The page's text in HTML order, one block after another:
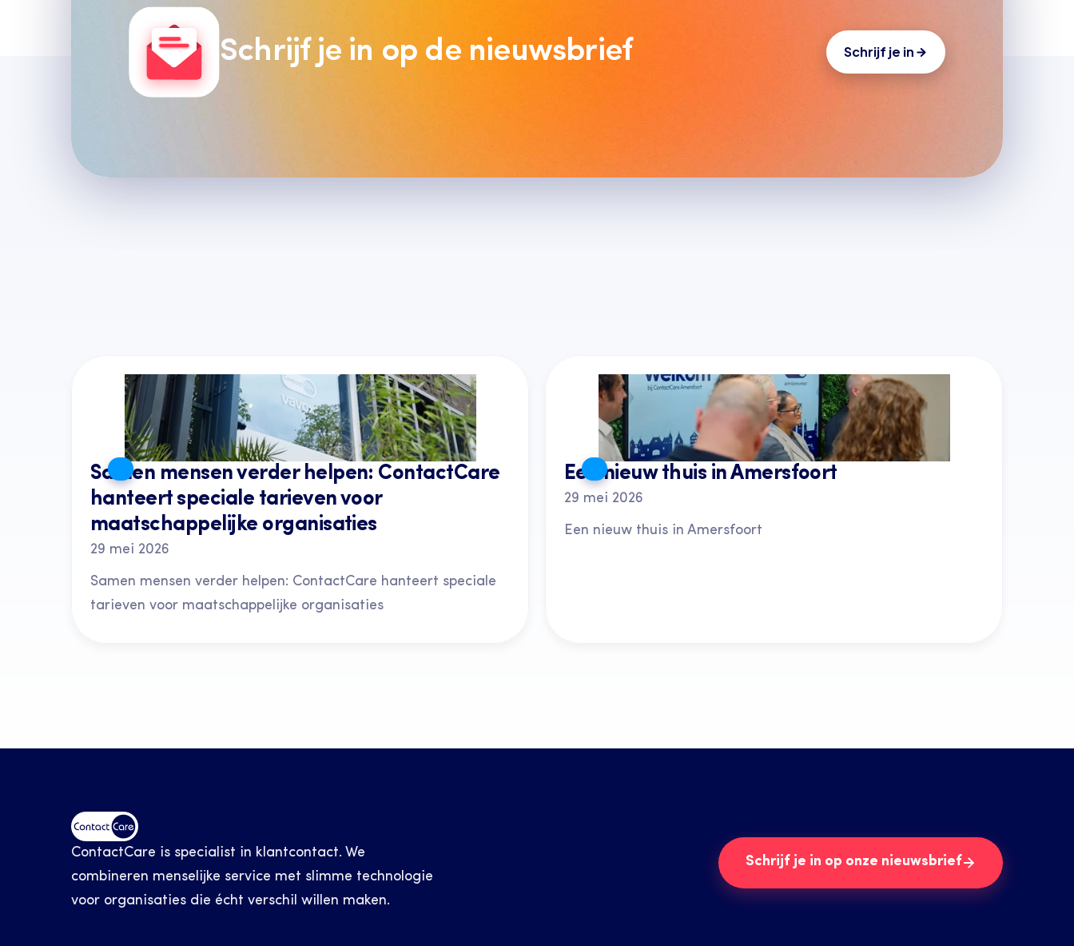
Schrijf je in op de nieuwsbrief Schrijf je in
Samen mensen verder helpen: ContactCare
hanteert speciale tarieven voor
maatschappelijke organisaties
29 mei 2026
Samen mensen verder helpen: ContactCare hanteert speciale
tarieven voor maatschappelijke organisaties
Een nieuw thuis in Amersfoort
29 mei 2026
Een nieuw thuis in Amersfoort
ContactCare is specialist in klantcontact. We
combineren menselijke service met slimme technologie
voor organisaties die écht verschil willen maken.
Schrijf je in op onze nieuwsbrief